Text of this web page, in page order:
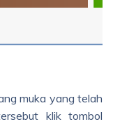
muka yang telah
klik tombol